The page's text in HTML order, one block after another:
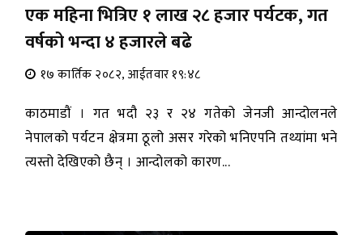
एक महिना भित्रिए १ लाख २८ हजार पर्यटक, गत
वर्षको भन्दा ४ हजारले बढे
१७ कार्तिक २०८२, आईतवार १९:४८
काठमाडौं । गत भदौ २३ र २४ गतेको जेनजी आन्दोलनले
नेपालको पर्यटन क्षेत्रमा ठूलो असर गरेको भनिएपनि तथ्यांमा भने
त्यस्तो देखिएको छैन् । आन्दोलको कारण...